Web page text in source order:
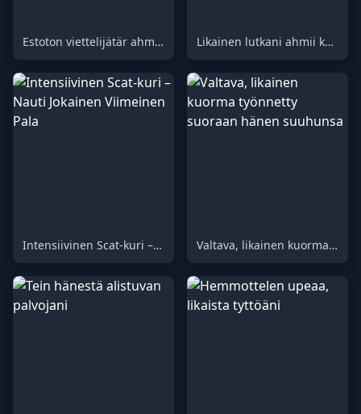
Estoton viettelijätär ahmii kaiken näkyvissä olevan Likainen lutkani ahmii kaiken perseestäni
Intensiivinen Scat-kuri – Nauti Jokainen Viimeinen Pala Valtava, likainen kuorma työnnetty suoraan hänen suuhunsa